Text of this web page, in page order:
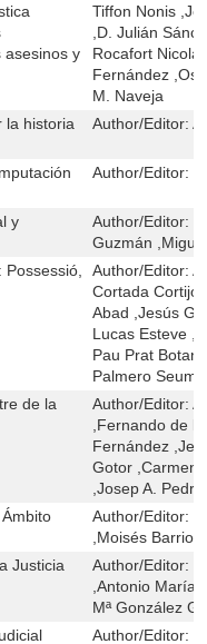
asesinos y
Tiffon Nonis
,D. Julián
Rocafort
Fernández
M. Naveja
la historia
Author/Editor:
Author/Editor:
y
Author/Editor:
Guzmán
Author/Editor:
Cortada Cortijo
Abad ,Jesús
Lucas Esteve
Pau Prat
Palmero Seuma
de la
Author/Editor:
,Fernando de
Fernández
Gotor ,Carmen
,Josep A.
Author/Editor:
,Moisés Barrio
Justicia
Author/Editor:
,Antonio María
Mª González
Author/Editor: